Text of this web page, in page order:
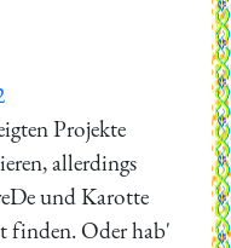
Projekte
allerdings
und Karotte
finden. Oder hab'